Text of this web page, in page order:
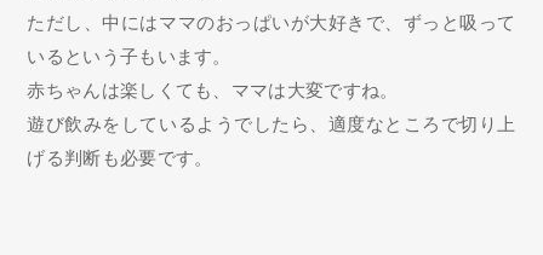
ただし、中にはママのおっぱいが大好きで、ずっと吸って
いるという子もいます。
赤ちゃんは楽しくても、ママは大変ですね。
遊び飲みをしているようでしたら、適度なところで切り上
げる判断も必要です。